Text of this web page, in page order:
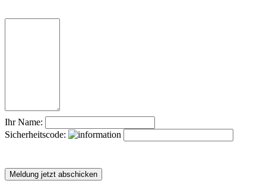
Ihr Name:
Sicherheitscode: